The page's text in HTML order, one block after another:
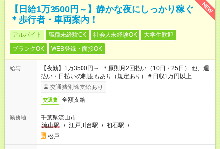
NEW
【日給1万3500円～】静かな夜にしっかり稼ぐ
＊歩行者・車両案内！
アルバイト 職種未経験OK 社会人未経験OK
大学生歓迎
ブランクOK
WEB登録・面接OK
給与
【夜勤】1万3500円～ ＊原則月2回払い（10日・25日） 他、週
払い・日払いの制度もあり（規定あり）＃日収1万円以上
交通費別途支給あり
交通費 全額支給
勤務地
千葉県流山市
流山駅
/ 江戸川台駅 / 初石駅 / …
松戸